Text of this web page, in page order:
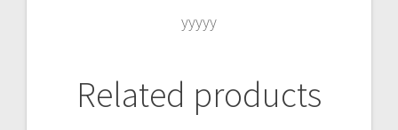
yyyyy
Related products